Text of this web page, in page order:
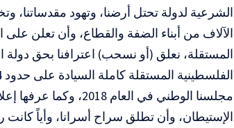
الشرعية لدولة تحتل أرضنا، وتهود مقدساتنا،
الآلاف من أبناء الضفة والقطاع، وأن تعلن
المستقلة، نعلق (أو نسحب) اعترافنا بحق دولة
الإستيطان، وأن تطلق سراح أسرانا، وأياً كانت